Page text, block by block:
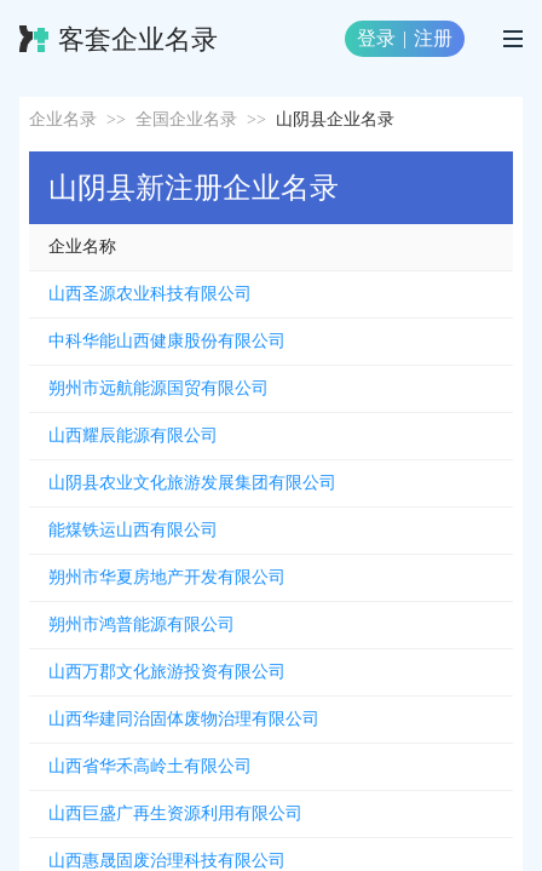
客套企业名录 登录 | 注册
企业名录 >> 全国企业名录 >> 山阴县企业名录
山阴县新注册企业名录
企业名称
山西圣源农业科技有限公司
中科华能山西健康股份有限公司
朔州市远航能源国贸有限公司
山西耀辰能源有限公司
山阴县农业文化旅游发展集团有限公司
能煤铁运山西有限公司
朔州市华夏房地产开发有限公司
朔州市鸿普能源有限公司
山西万郡文化旅游投资有限公司
山西华建同治固体废物治理有限公司
山西省华禾高岭土有限公司
山西巨盛广再生资源利用有限公司
山西惠晟固废治理科技有限公司